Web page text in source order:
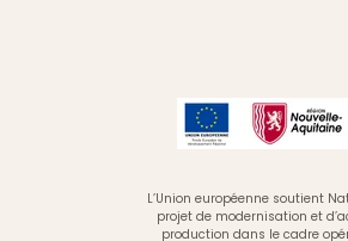
L’Union européenne soutient
projet de modernisation et
production dans le cadre